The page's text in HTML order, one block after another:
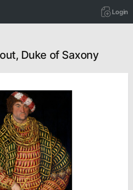
Login
Duke of Saxony